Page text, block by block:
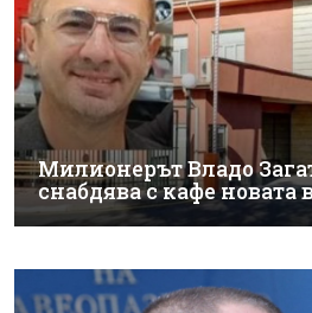
Милионерът Владо
снабдява с кафе новата